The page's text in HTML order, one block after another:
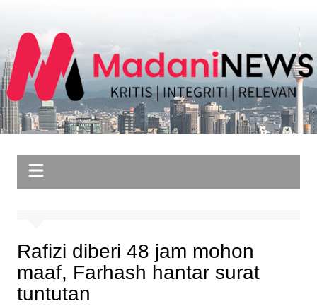
content
Rafizi diberi 48 jam mohon
maaf, Farhash hantar surat
tuntutan